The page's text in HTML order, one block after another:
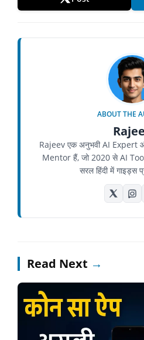
ABOUT THE
Rajeev एक अनुभवी AI
Mentor हैं, जो 2020 से AI
सरल हिंदी में गाइड्स
Read Next →